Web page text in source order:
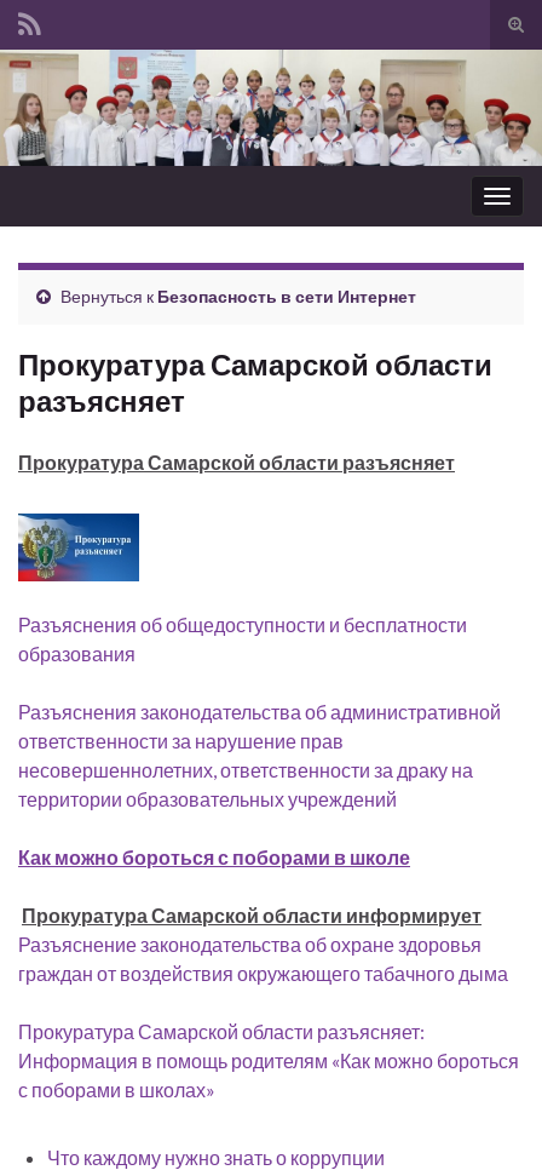
Вкл/
Search for:
Вкл/
выкл
Вернуться к Безопасность в сети Интернет
Прокуратура Самарской области
разъясняет
Прокуратура Самарской области разъясняет
Разъяснения об общедоступности и бесплатности
образования
Разъяснения законодательства об административной
ответственности за нарушение прав
несовершеннолетних, ответственности за драку на
территории образовательных учреждений
Как можно бороться с поборами в школе
Прокуратура Самарской области информирует
Разъяснение законодательства об охране здоровья
граждан от воздействия окружающего табачного дыма
Прокуратура Самарской области разъясняет:
Информация в помощь родителям «Как можно бороться
с поборами в школах»
Что каждому нужно знать о коррупции